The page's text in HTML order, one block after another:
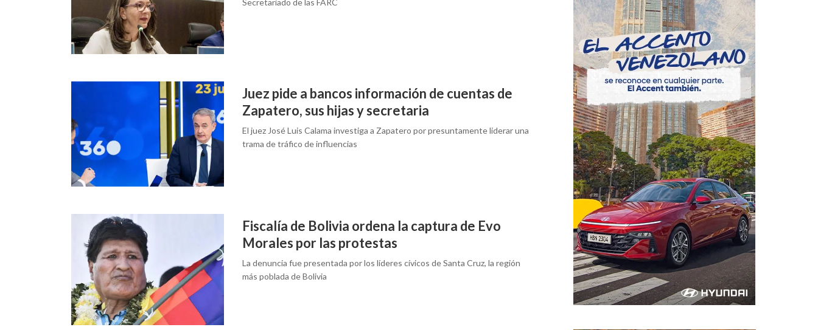
Secretariado de las FARC
Juez pide a bancos información de cuentas de
Zapatero, sus hijas y secretaria
El juez José Luis Calama investiga a Zapatero por presuntamente liderar una
trama de tráfico de influencias
Fiscalía de Bolivia ordena la captura de Evo
Morales por las protestas
La denuncia fue presentada por los líderes cívicos de Santa Cruz, la región
más poblada de Bolivia